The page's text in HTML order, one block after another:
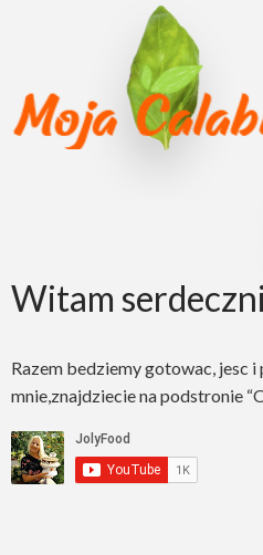
Witam
Razem bedziemy gotowac, jesc
mnie,znajdziecie na podstronie